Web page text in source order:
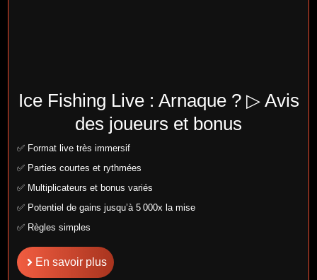
Ice Fishing Live : Arnaque ? ▷ Avis
des joueurs et bonus
✅ Format live très immersif
✅ Parties courtes et rythmées
✅ Multiplicateurs et bonus variés
✅ Potentiel de gains jusqu’à 5 000x la mise
✅ Règles simples
En savoir plus